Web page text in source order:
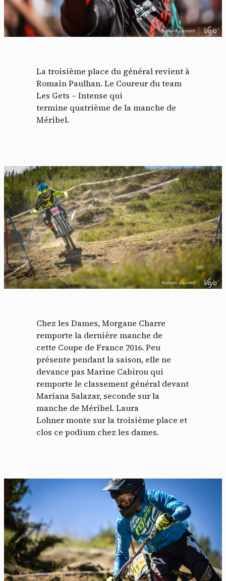
La troisième place du général revient à
Romain Paulhan. Le Coureur du team
Les Gets – Intense qui
termine quatrième de la manche de
Méribel.
Chez les Dames, Morgane Charre
remporte la dernière manche de
cette Coupe de France 2016. Peu
présente pendant la saison, elle ne
devance pas Marine Cabirou qui
remporte le classement général devant
Mariana Salazar, seconde sur la
manche de Méribel. Laura
Lohner monte sur la troisième place et
clos ce podium chez les dames.